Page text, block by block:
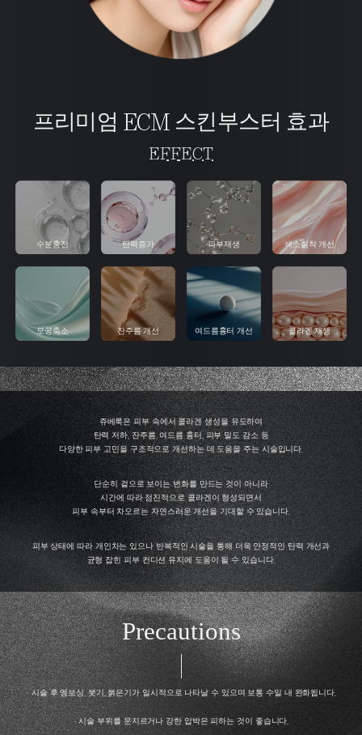
프리미엄 ECM 스킨부스터 효과
EFFECT
수분충전 탄력증가 피부재생 색소침착 개선
모공축소 잔주름 개선 여드름흉터 개선 콜라겐 재생
쥬베룩은 피부 속에서 콜라겐 생성을 유도하여
탄력 저하, 잔주름, 여드름 흉터, 피부 밀도 감소 등
다양한 피부 고민을 구조적으로 개선하는 데 도움을 주는 시술입니다.
단순히 겉으로 보이는 변화를 만드는 것이 아니라
시간에 따라 점진적으로 콜라겐이 형성되면서
피부 속부터 차오르는 자연스러운 개선을 기대할 수 있습니다.
피부 상태에 따라 개인차는 있으나 반복적인 시술을 통해 더욱 안정적인 탄력 개선과
균형 잡힌 피부 컨디션 유지에 도움이 될 수 있습니다.
Precautions
· 시술 후 엠보싱, 붓기, 붉은기가 일시적으로 나타날 수 있으며 보통 수일 내 완화됩니다.
· 시술 부위를 문지르거나 강한 압박은 피하는 것이 좋습니다.